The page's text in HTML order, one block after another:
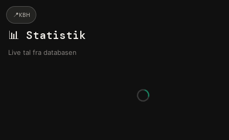
📍KBH
📊 Statistik
Live tal fra databasen